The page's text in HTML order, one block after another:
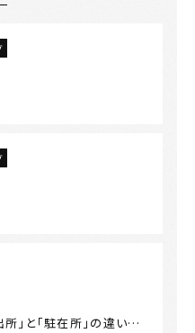
所」と「駐在所」の違い…